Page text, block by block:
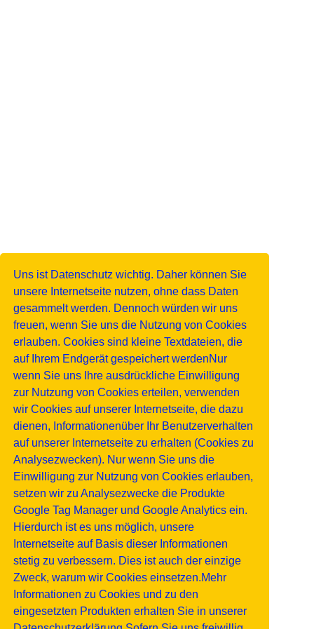
Uns ist Datenschutz wichtig. Daher können Sie
unsere Internetseite nutzen, ohne dass Daten
gesammelt werden. Dennoch würden wir uns
freuen, wenn Sie uns die Nutzung von Cookies
erlauben. Cookies sind kleine Textdateien, die
auf Ihrem Endgerät gespeichert werdenNur
wenn Sie uns Ihre ausdrückliche Einwilligung
zur Nutzung von Cookies erteilen, verwenden
wir Cookies auf unserer Internetseite, die dazu
dienen, Informationenüber Ihr Benutzerverhalten
auf unserer Internetseite zu erhalten (Cookies zu
Analysezwecken). Nur wenn Sie uns die
Einwilligung zur Nutzung von Cookies erlauben,
setzen wir zu Analysezwecke die Produkte
Google Tag Manager und Google Analytics ein.
Hierdurch ist es uns möglich, unsere
Internetseite auf Basis dieser Informationen
stetig zu verbessern. Dies ist auch der einzige
Zweck, warum wir Cookies einsetzen.Mehr
Informationen zu Cookies und zu den
eingesetzten Produkten erhalten Sie in unserer